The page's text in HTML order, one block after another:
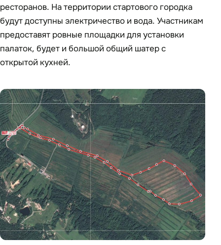
ресторанов. На территории стартового городка
будут доступны электричество и вода. Участникам
предоставят ровные площадки для установки
палаток, будет и большой общий шатер с
открытой кухней.